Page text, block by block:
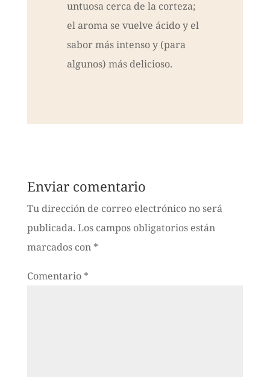
untuosa cerca de la corteza;
el aroma se vuelve ácido y el
sabor más intenso y (para
algunos) más delicioso.
Enviar comentario
Tu dirección de correo electrónico no será
publicada. Los campos obligatorios están
marcados con *
Comentario *